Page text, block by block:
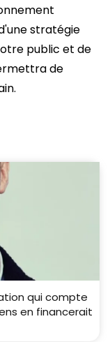
stratégie
public et de
de
qui compte
en financerait